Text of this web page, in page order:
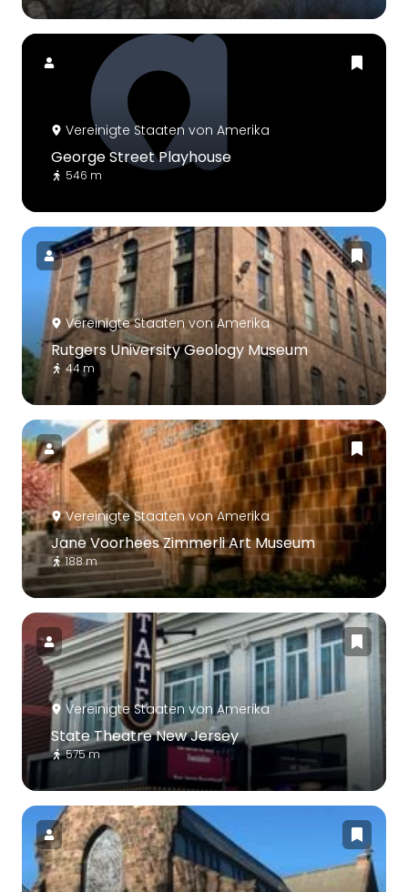
Vereinigte Staaten von Amerika
George Street Playhouse
546 m
Vereinigte Staaten von Amerika
Rutgers University Geology Museum
44 m
Vereinigte Staaten von Amerika
Jane Voorhees Zimmerli Art Museum
188 m
Vereinigte Staaten von Amerika
State Theatre New Jersey
575 m